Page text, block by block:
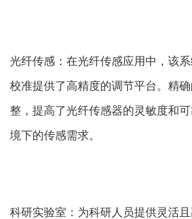
光纤传感：在光纤传感应用中，该
校准提供了高精度的调节平台。精
整，提高了光纤传感器的灵敏度和
境下的传感需求。
科研实验室：为科研人员提供灵活